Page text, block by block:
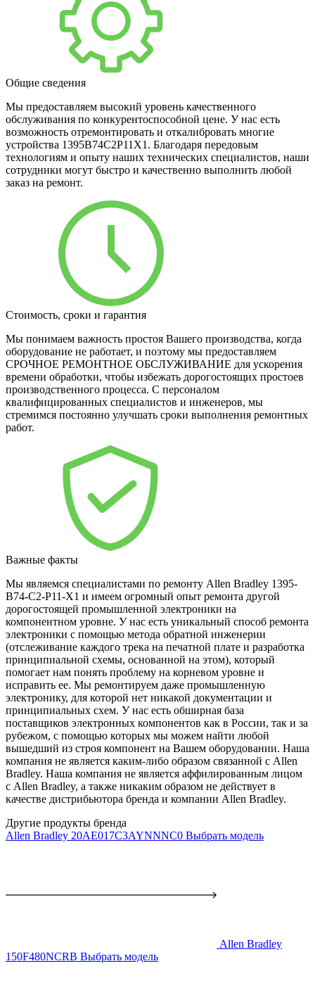
Общие сведения
Мы предоставляем высокий уровень качественного
обслуживания по конкурентоспособной цене. У нас есть
возможность отремонтировать и откалибровать многие
устройства 1395B74C2P11X1. Благодаря передовым
технологиям и опыту наших технических специалистов, наши
сотрудники могут быстро и качественно выполнить любой
заказ на ремонт.
Стоимость, сроки и гарантия
Мы понимаем важность простоя Вашего производства, когда
оборудование не работает, и поэтому мы предоставляем
СРОЧНОЕ РЕМОНТНОЕ ОБСЛУЖИВАНИЕ для ускорения
времени обработки, чтобы избежать дорогостоящих простоев
производственного процесса. С персоналом
квалифицированных специалистов и инженеров, мы
стремимся постоянно улучшать сроки выполнения ремонтных
работ.
Важные факты
Мы являемся специалистами по ремонту Allen Bradley 1395-
B74-C2-P11-X1 и имеем огромный опыт ремонта другой
дорогостоящей промышленной электроники на
компонентном уровне. У нас есть уникальный способ ремонта
электроники с помощью метода обратной инженерии
(отслеживание каждого трека на печатной плате и разработка
принципиальной схемы, основанной на этом), который
помогает нам понять проблему на корневом уровне и
исправить ее. Мы ремонтируем даже промышленную
электронику, для которой нет никакой документации и
принципиальных схем. У нас есть обширная база
поставщиков электронных компонентов как в России, так и за
рубежом, с помощью которых мы можем найти любой
вышедший из строя компонент на Вашем оборудовании. Наша
компания не является каким-либо образом связанной с Allen
Bradley. Наша компания не является аффилированным лицом
с Allen Bradley, а также никаким образом не действует в
качестве дистрибьютора бренда и компании Allen Bradley.
Другие продукты бренда
Allen Bradley 20AE017C3AYNNNC0 Выбрать модель
Allen Bradley
150F480NCRB Выбрать модель